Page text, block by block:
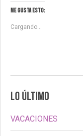
Me gusta esto:
Cargando...
LO ÚLTIMO
VACACIONES